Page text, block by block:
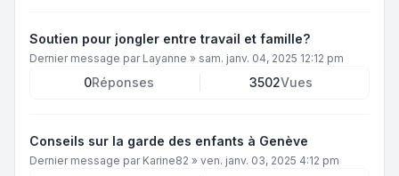
Soutien pour jongler entre travail et famille?
Dernier message par Layanne » sam. janv. 04, 2025 12:12 pm
0Réponses 3502Vues
Conseils sur la garde des enfants à Genève
Dernier message par Karine82 » ven. janv. 03, 2025 4:12 pm